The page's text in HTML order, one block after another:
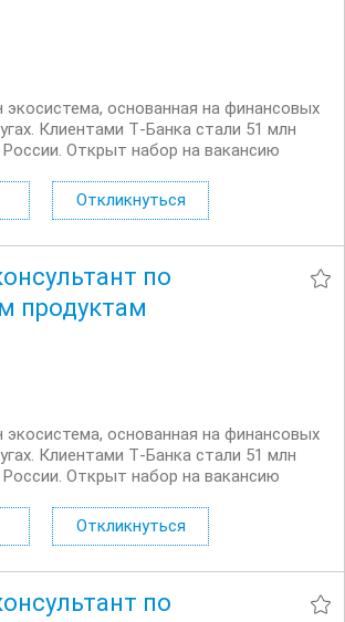
экосистема, основанная на финансовых
Клиентами Т‑Банка стали 51 млн
России. Открыт набор на вакансию
клиентов по
на входящих звонках...
Откликнуться
по
продуктам
экосистема, основанная на финансовых
Клиентами Т‑Банка стали 51 млн
России. Открыт набор на вакансию
клиентов по
на входящих звонках...
Откликнуться
по